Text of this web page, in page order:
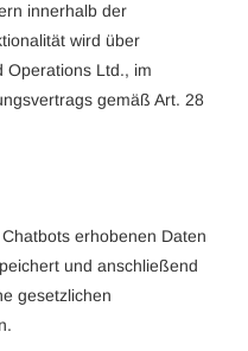
innerhalb der
wird über
Operations Ltd., im
gemäß Art. 28
erhobenen Daten
und anschließend
gesetzlichen